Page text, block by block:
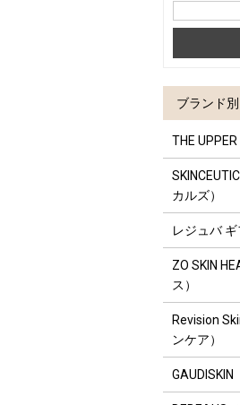
ブランド別
THE
カルズ）
レジュバ
ZO SKIN
ス）
Revision
ンケア）
GAUDISKIN